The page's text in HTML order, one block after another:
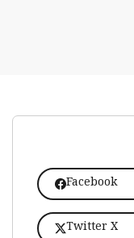
Facebook
Twitter X